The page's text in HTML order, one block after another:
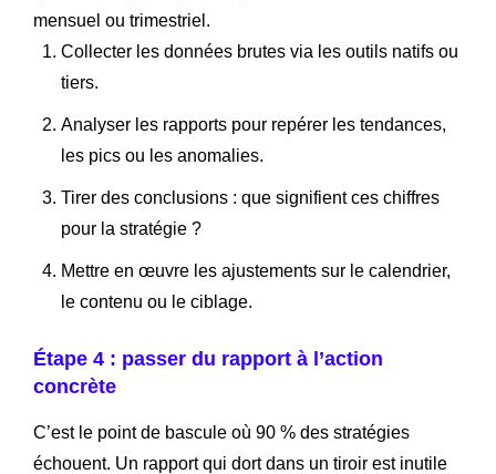
mensuel ou trimestriel.
Collecter les données brutes via les outils natifs ou
tiers.
Analyser les rapports pour repérer les tendances,
les pics ou les anomalies.
Tirer des conclusions : que signifient ces chiffres
pour la stratégie ?
Mettre en œuvre les ajustements sur le calendrier,
le contenu ou le ciblage.
Étape 4 : passer du rapport à l’action
concrète
C’est le point de bascule où 90 % des stratégies
échouent. Un rapport qui dort dans un tiroir est inutile